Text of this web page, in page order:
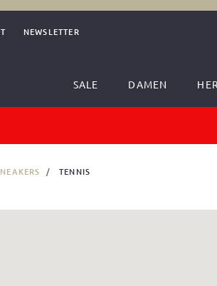
NEWSLETTER
SALE DAMEN
TENNIS